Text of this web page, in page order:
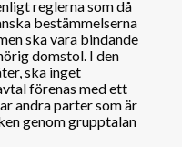
reglerna som då
bestämmelserna
ska vara bindande
domstol. I den
ska inget
förenas med ett
andra parter som är
genom grupptalan